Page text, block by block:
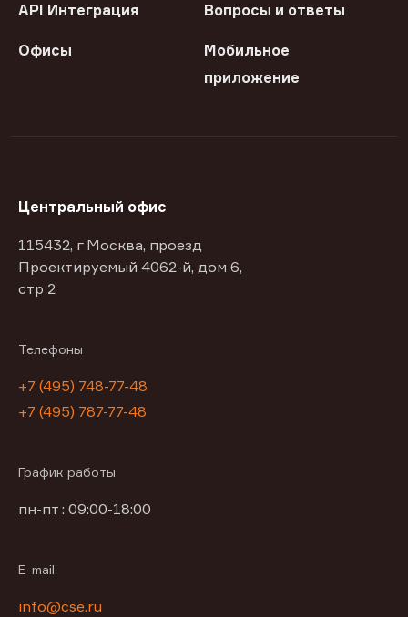
API Интеграция Вопросы и ответы
Офисы
Мобильное
приложение
Центральный офис
115432, г Москва, проезд
Проектируемый 4062-й, дом 6,
стр 2
Телефоны
+7 (495) 748-77-48
+7 (495) 787-77-48
График работы
пн-пт : 09:00-18:00
E-mail
info@cse.ru